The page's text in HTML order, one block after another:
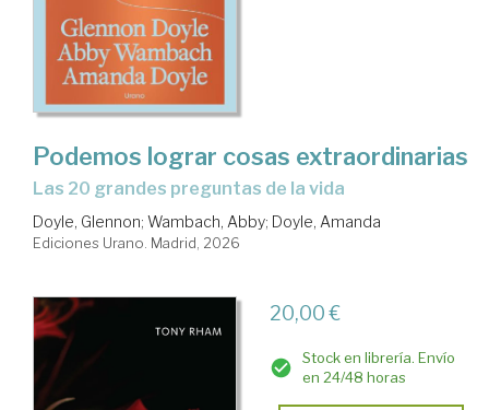
Podemos lograr cosas extraordinarias
Las 20 grandes preguntas de la vida
Doyle, Glennon; Wambach, Abby; Doyle, Amanda
Ediciones Urano. Madrid, 2026
20,00 €
Stock en librería. Envío
en 24/48 horas